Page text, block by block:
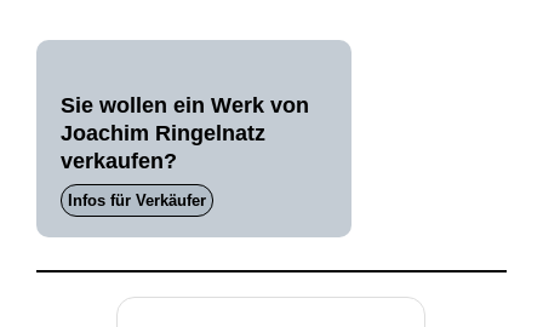
Sie wollen ein Werk von
Joachim Ringelnatz
verkaufen?
Infos für Verkäufer